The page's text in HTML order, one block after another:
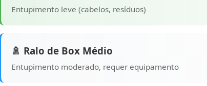
Entupimento leve (cabelos, resíduos)
🚿 Ralo de Box Médio
Entupimento moderado, requer equipamento